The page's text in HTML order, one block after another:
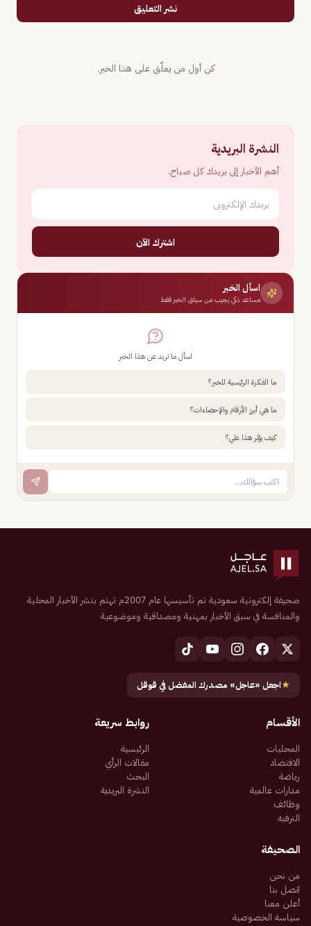
نشر التعليق
كن أول من يعلّق على هذا الخبر.
النشرة البريدية
أهم الأخبار إلى بريدك كل صباح.
اشترك الآن
اسأل الخبر
مساعد ذكي يجيب من سياق الخبر فقط
اسأل ما تريد عن هذا الخبر
ما الفكرة الرئيسية للخبر؟
ما هي أبرز الأرقام والإحصاءات؟
كيف يؤثر هذا علي؟
صحيفة إلكترونية سعودية تم تأسيسها عام 2007م تهتم بنشر الأخبار المحلية
والمنافسة في سبق الأخبار بمهنية ومصداقية وموضوعية
★اجعل «عاجل» مصدرك المفضل في قوقل
الأقسام
المحليات
الاقتصاد
رياضة
مدارات عالمية
وظائف
الترفيه
روابط سريعة
الرئيسية
مقالات الرأي
البحث
النشرة البريدية
الصحيفة
من نحن
اتصل بنا
أعلن معنا
سياسة الخصوصية